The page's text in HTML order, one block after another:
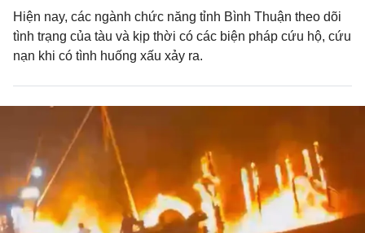
Hiện nay, các ngành chức năng tỉnh Bình Thuận theo dõi
tình trạng của tàu và kịp thời có các biện pháp cứu hộ, cứu
nạn khi có tình huống xấu xảy ra.